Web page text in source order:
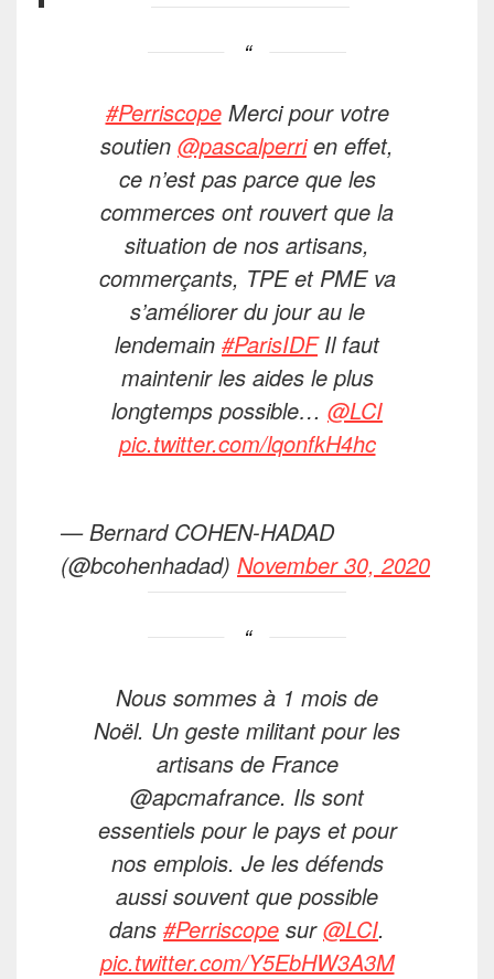
#PerriscopeMerci pour votre
soutien @pascalperrien effet,
ce n’est pas parce que les
commerces ont rouvert que la
situation de nos artisans,
commerçants, TPE et PME va
s’améliorer du jour au le
lendemain #ParisIDFIl faut
maintenir les aides le plus
longtemps possible… @LCI
pic.twitter.com/lqonfkH4hc
— Bernard COHEN-HADAD
(@bcohenhadad) November 30, 2020
Nous sommes à 1 mois de
Noël. Un geste militant pour les
artisans de France
⁦@apcmafrance⁩. Ils sont
essentiels pour le pays et pour
nos emplois. Je les défends
aussi souvent que possible
dans #Perriscope sur@LCI.
pic.twitter.com/Y5EbHW3A3M